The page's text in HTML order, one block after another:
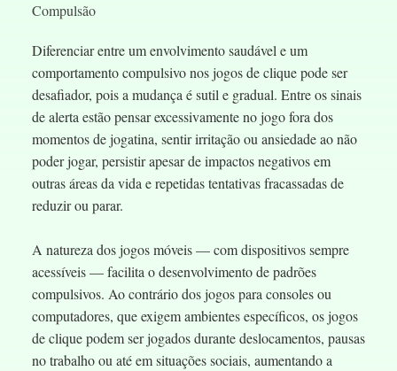
Compulsão
Diferenciar entre um envolvimento saudável e um
comportamento compulsivo nos jogos de clique pode ser
desafiador, pois a mudança é sutil e gradual. Entre os sinais
de alerta estão pensar excessivamente no jogo fora dos
momentos de jogatina, sentir irritação ou ansiedade ao não
poder jogar, persistir apesar de impactos negativos em
outras áreas da vida e repetidas tentativas fracassadas de
reduzir ou parar.
A natureza dos jogos móveis — com dispositivos sempre
acessíveis — facilita o desenvolvimento de padrões
compulsivos. Ao contrário dos jogos para consoles ou
computadores, que exigem ambientes específicos, os jogos
de clique podem ser jogados durante deslocamentos, pausas
no trabalho ou até em situações sociais, aumentando a